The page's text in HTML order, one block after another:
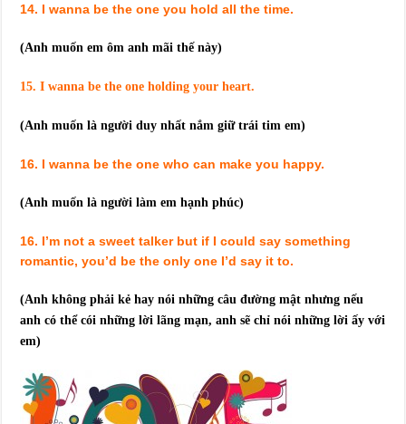
14. I wanna be the one you hold all the time.
(Anh muốn em ôm anh mãi thế này)
15. I wanna be the one holding your heart.
(Anh muốn là người duy nhất nắm giữ trái tim em)
16. I wanna be the one who can make you happy.
(Anh muốn là người làm em hạnh phúc)
16. I’m not a sweet talker but if I could say something
romantic, you’d be the only one I’d say it to.
(Anh không phải kẻ hay nói những câu đường mật nhưng nếu
anh có thể cói những lời lãng mạn, anh sẽ chỉ nói những lời ấy với
em)